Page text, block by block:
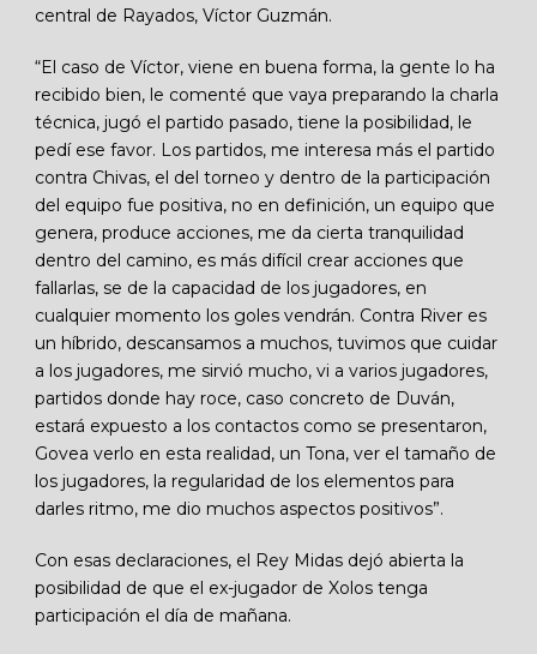
central de Rayados, Víctor Guzmán.
“El caso de Víctor, viene en buena forma, la gente lo ha
recibido bien, le comenté que vaya preparando la charla
técnica, jugó el partido pasado, tiene la posibilidad, le
pedí ese favor. Los partidos, me interesa más el partido
contra Chivas, el del torneo y dentro de la participación
del equipo fue positiva, no en definición, un equipo que
genera, produce acciones, me da cierta tranquilidad
dentro del camino, es más difícil crear acciones que
fallarlas, se de la capacidad de los jugadores, en
cualquier momento los goles vendrán. Contra River es
un híbrido, descansamos a muchos, tuvimos que cuidar
a los jugadores, me sirvió mucho, vi a varios jugadores,
partidos donde hay roce, caso concreto de Duván,
estará expuesto a los contactos como se presentaron,
Govea verlo en esta realidad, un Tona, ver el tamaño de
los jugadores, la regularidad de los elementos para
darles ritmo, me dio muchos aspectos positivos”.
Con esas declaraciones, el Rey Midas dejó abierta la
posibilidad de que el ex-jugador de Xolos tenga
participación el día de mañana.